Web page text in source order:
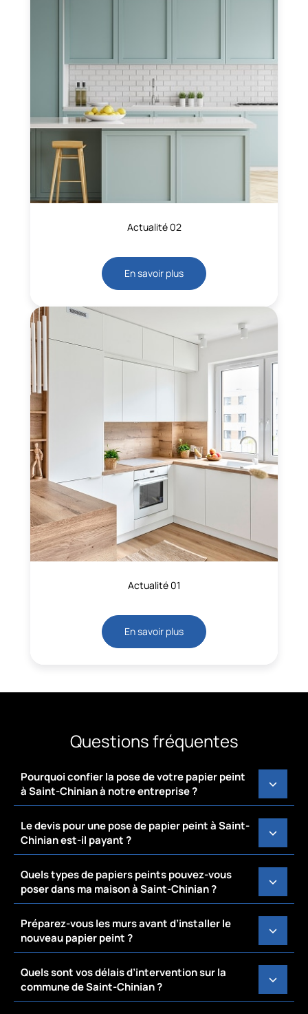
Actualité 02
En savoir plus
Actualité 01
En savoir plus
Questions fréquentes
Pourquoi confier la pose de votre papier peint
à Saint-Chinian à notre entreprise ?
Le devis pour une pose de papier peint à Saint-
Chinian est-il payant ?
Quels types de papiers peints pouvez-vous
poser dans ma maison à Saint-Chinian ?
Préparez-vous les murs avant d’installer le
nouveau papier peint ?
Quels sont vos délais d’intervention sur la
commune de Saint-Chinian ?